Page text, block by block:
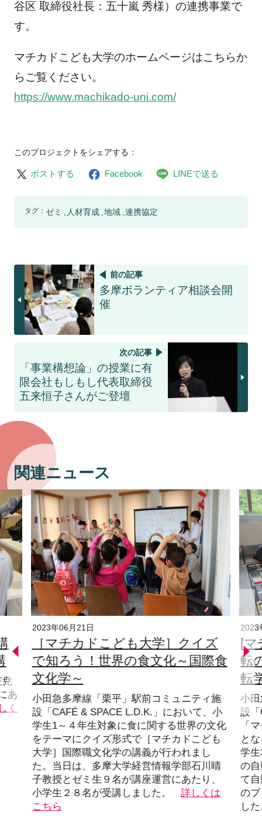
谷区 取締役社長：五十嵐 秀様）の連携事業で
す。
マチカドこども大学のホームページはこちらか
らご覧ください。
https://www.machikado-uni.com/
このプロジェクトをシェアする：
ポストする Facebook LINEで送る
タグ： ゼミ 人材育成 地域 連携協定
前の記事
多摩ボランティア相談会開
催
次の記事
「事業構想論」の授業に有
限会社もしもし代表取締役
五来恒子さんがご登壇
関連ニュース
尭
あ
く
2023年06月21日
［マチカドこども大学］クイズ
で知ろう！世界の食文化～国際食
文化学～
小田急多摩線「栗平」駅前コミュニティ施
設「CAFÉ & SPACE L.D.K.」において、小
学生1～４年生対象に食に関する世界の文化
をテーマにクイズ形式で［マチカドこども
大学］国際職文化学の講義が行われまし
た。当日は、多摩大学経営情報学部石川晴
子教授とゼミ生９名が講座運営にあたり、
小学生２８名が受講しました。
詳しくは
こちら
2023
[マ
転
転
小
設
「
と
学
の
て
の
し